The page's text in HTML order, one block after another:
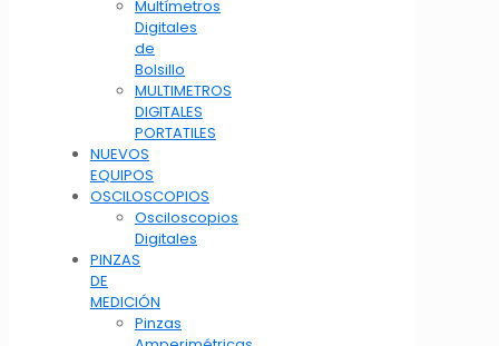
Multímetros
Digitales
de
Bolsillo
MULTIMETROS
DIGITALES
PORTATILES
NUEVOS
EQUIPOS
OSCILOSCOPIOS
Osciloscopios
Digitales
PINZAS
DE
MEDICIÓN
Pinzas